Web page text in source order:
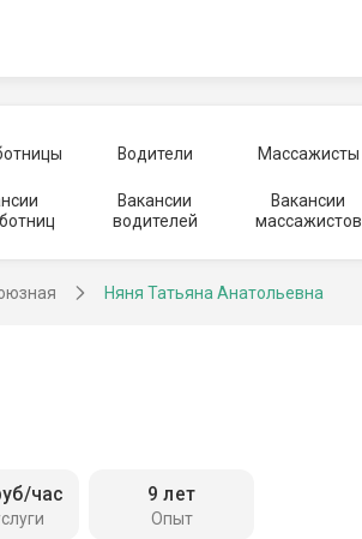
Водители Массажисты
Вакансии
водителей
Вакансии
массажистов
Няня Татьяна Анатольевна
час
Опыт
9 лет